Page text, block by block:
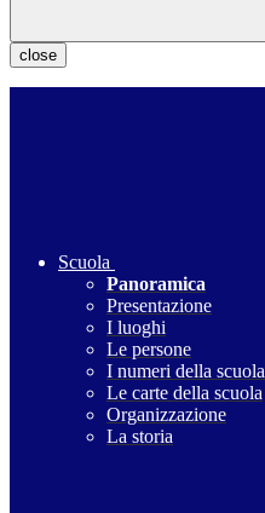
close
Scuola
Panoramica
Presentazione
I luoghi
Le persone
I numeri della scuola
Le carte della scuola
Organizzazione
La storia